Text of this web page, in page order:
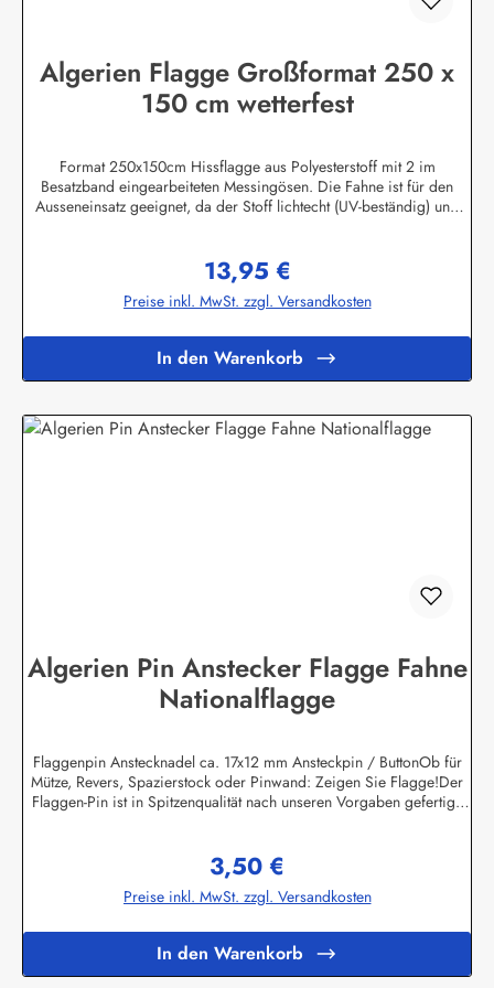
Algerien Flagge Großformat 250 x
150 cm wetterfest
Format 250x150cm Hissflagge aus Polyesterstoff mit 2 im
Besatzband eingearbeiteten Messingösen. Die Fahne ist für den
Ausseneinsatz geeignet, da der Stoff lichtecht (UV-beständig) und
Auswahl an Länder- und Sonderflaggen, XXL-Flaggen, Bootsflaggen
und Tischflaggen.Herstellerinformationen:Fahnen-Shop - Axel
BachKirchbergstr. 238444 Wolfsburgshop@fahnen.info
Regulärer Preis:
13,95 €
Preise inkl. MwSt. zzgl. Versandkosten
In den Warenkorb
Algerien Pin Anstecker Flagge Fahne
Nationalflagge
Flaggenpin Anstecknadel ca. 17x12 mm Ansteckpin / ButtonOb für
Mütze, Revers, Spazierstock oder Pinwand: Zeigen Sie Flagge!Der
Flaggen-Pin ist in Spitzenqualität nach unseren Vorgaben gefertigt.
befindet sich der Butterfly - Steckverschluss für eine sichere
Befestigung.Unser Programm umfasst derzeit ca. 400 verschiedene
Flaggenpins, neben allen Nationen und Bundesländer finden Sie bei
Flaggenmotive.Sonderanfertigungen nach Vorgabe des Kunden sind
ebenfalls möglich. Die Mindestmenge beträgt 100 Stück pro Motiv.
Kleinere Mengen sind zwar auch machbar, allerdings sind dann die
Regulärer Preis:
3,50 €
Preise inkl. MwSt. zzgl. Versandkosten
In den Warenkorb